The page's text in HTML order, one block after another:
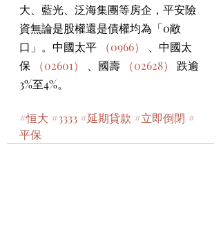
大、藍光、泛海集團等房企，平安險
資無論是股權還是債權均為「0敞
口」。中國太平
（0966）
、中國太
保
（02601） 、國壽 （02628）
跌逾
3%至4%。
#恒大 #3333 #延期貸款 #立即倒閉 #
平保